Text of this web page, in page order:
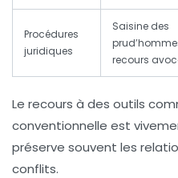
Procédures
juridiques
Saisine des
recours
Le recours à des outils
conventionnelle est
préserve souvent les
conflits.